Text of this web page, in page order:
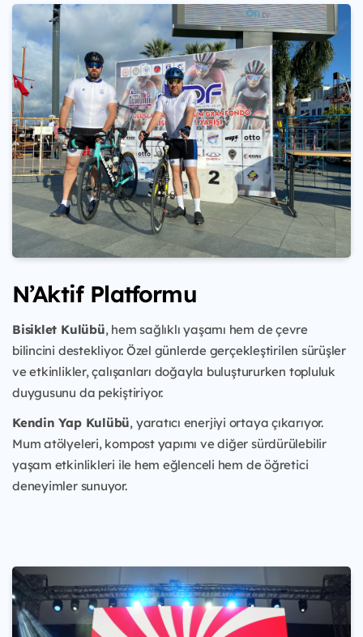
N’Aktif Platformu
Bisiklet Kulübü, hem sağlıklı yaşamı hem de çevre
bilincini destekliyor. Özel günlerde gerçekleştirilen sürüşler
ve etkinlikler, çalışanları doğayla buluştururken topluluk
duygusunu da pekiştiriyor.
Kendin Yap Kulübü, yaratıcı enerjiyi ortaya çıkarıyor.
Mum atölyeleri, kompost yapımı ve diğer sürdürülebilir
yaşam etkinlikleri ile hem eğlenceli hem de öğretici
deneyimler sunuyor.